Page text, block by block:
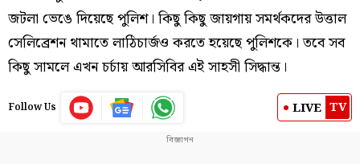
জটলা ভেঙে দিয়েছে পুলিশ। কিছু কিছু জায়গায় সমর্থকদের উত্তাল
সেলিব্রেশন থামাতে লাঠিচার্জও করতে হয়েছে পুলিশকে। তবে সব
কিছু সামলে এখন চর্চায় আরসিবির এই সাহসী সিদ্ধান্ত।
Follow Us LIVE TV